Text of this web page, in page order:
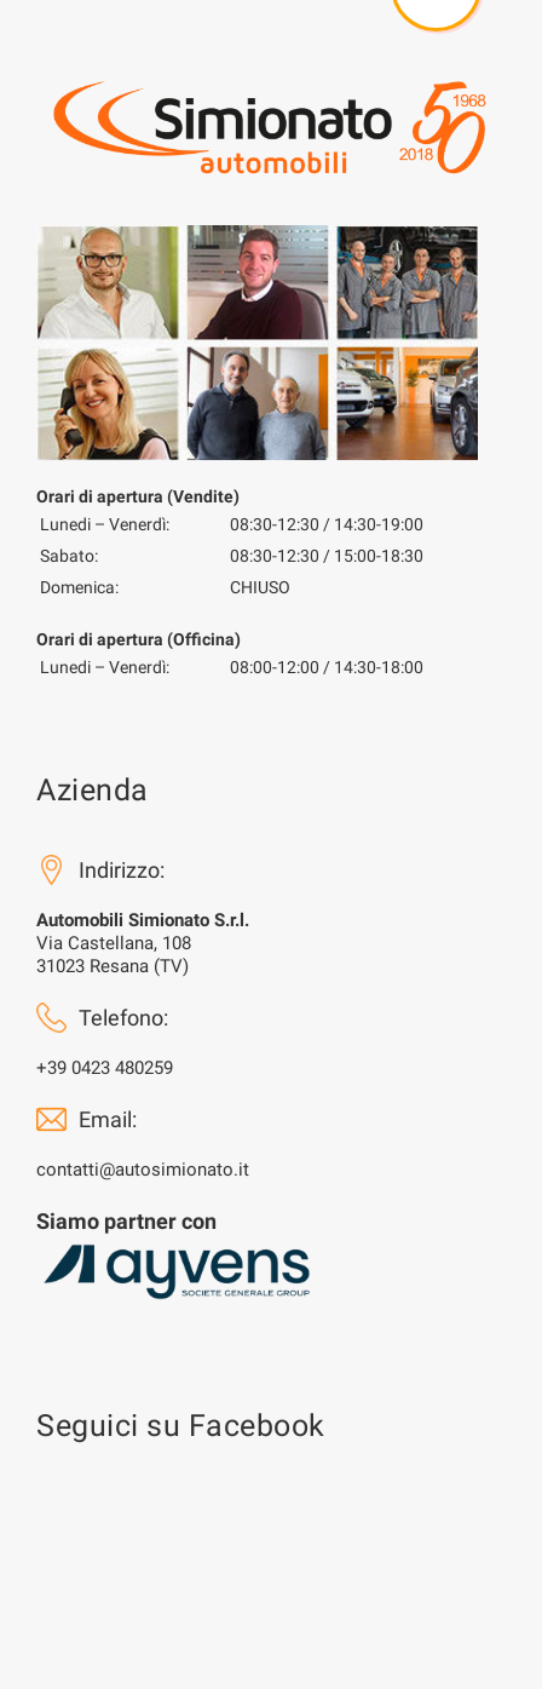
Orari di apertura (Vendite)
Lunedi – Venerdì:
08:30-12:30 / 14:30-19:00
Sabato:
08:30-12:30 / 15:00-18:30
Domenica:
CHIUSO
Orari di apertura (Officina)
Lunedi – Venerdì:
08:00-12:00 / 14:30-18:00
Azienda
Indirizzo:
Automobili Simionato S.r.l.
Via Castellana, 108
31023 Resana (TV)
Telefono:
+39 0423 480259
Email:
contatti@autosimionato.it
Siamo partner con
Seguici su Facebook